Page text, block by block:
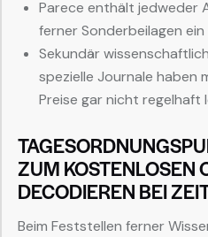
Parece enthält jedweder
ferner Sonderbeilagen
Sekundär
spezielle Journale haben
Preise gar nicht regelhaft
ZUM KOSTENLOSEN
DECODIEREN BEI
Beim Feststellen ferner